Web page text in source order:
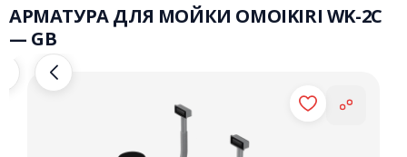
АРМАТУРА ДЛЯ МОЙКИ OMOIKIRI WK-2C
— GB